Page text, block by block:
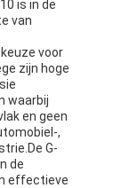
is in de
van
voor
zijn hoge
waarbij
en geen
,
G-
de
effectieve